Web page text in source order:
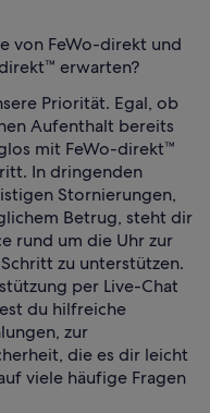
von FeWo-direkt und
erwarten?
Priorität. Egal, ob
Aufenthalt bereits
mit FeWo-direkt™
In dringenden
Stornierungen,
Betrug, steht dir
rund um die Uhr zur
zu unterstützen.
per Live-Chat
du hilfreiche
zur
die es dir leicht
viele häufige Fragen